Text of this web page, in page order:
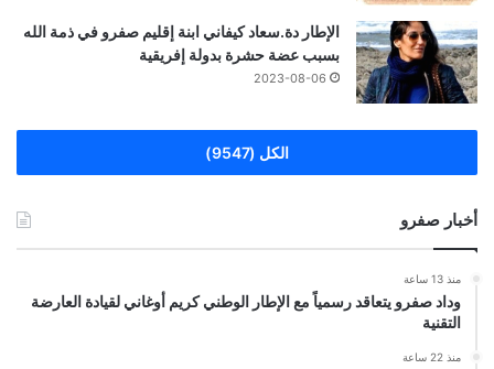
الإطار دة.سعاد كيفاني ابنة إقليم صفرو في ذمة الله
بسبب عضة حشرة بدولة إفريقية
2023-08-06
الكل (9547)
أخبار صفرو
منذ 13 ساعة
وداد صفرو يتعاقد رسمياً مع الإطار الوطني كريم أوغاني لقيادة العارضة
التقنية
منذ 22 ساعة